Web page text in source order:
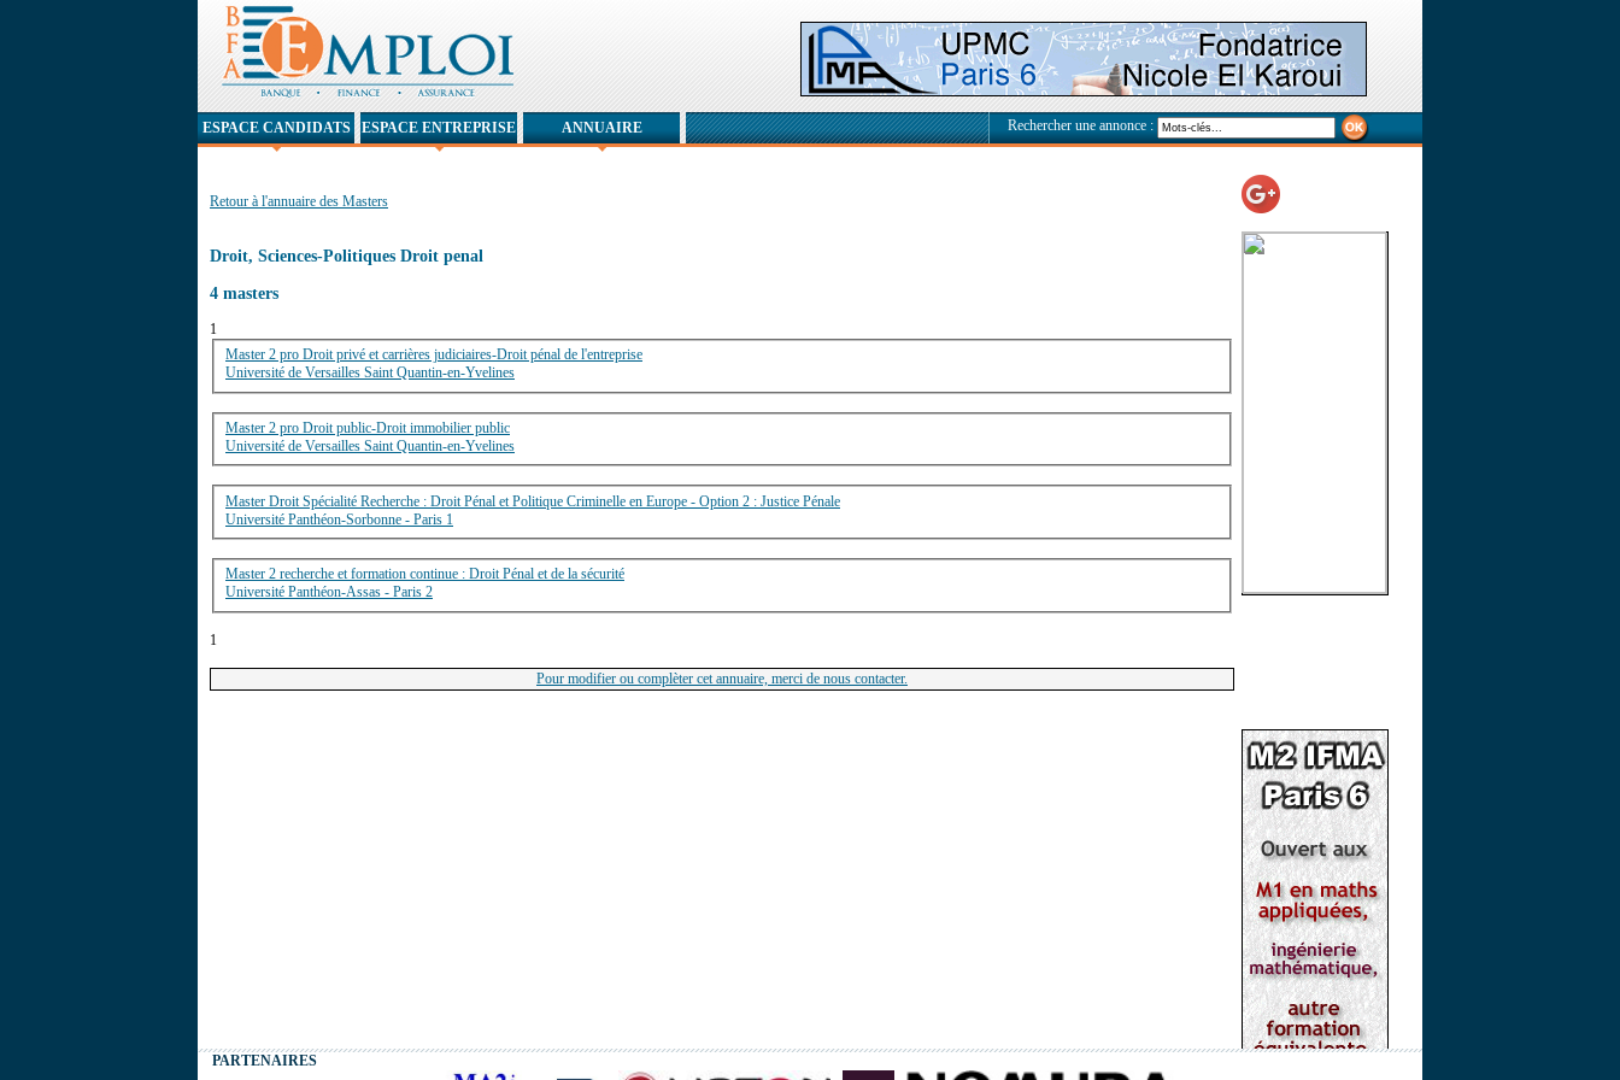
Retour à l'annuaire des Masters
Droit, Sciences-Politiques Droit penal
4 masters
1
Master 2 pro Droit privé et carrières judiciaires-Droit pénal de l'entreprise
Université de Versailles Saint Quantin-en-Yvelines
Master 2 pro Droit public-Droit immobilier public
Université de Versailles Saint Quantin-en-Yvelines
Master Droit Spécialité Recherche : Droit Pénal et Politique Criminelle en Europe - Option 2 : Justice Pénale
Université Panthéon-Sorbonne - Paris 1
Master 2 recherche et formation continue : Droit Pénal et de la sécurité
Université Panthéon-Assas - Paris 2
1
Pour modifier ou complèter cet annuaire, merci de nous contacter.
PARTENAIRES
ESPACE CANDIDATS ESPACE ENTREPRISE ANNUAIRE Rechercher une annonce :